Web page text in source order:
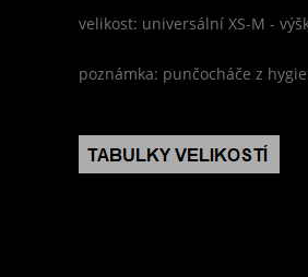
velikost: universální XS-M -
poznámka: punčocháče z